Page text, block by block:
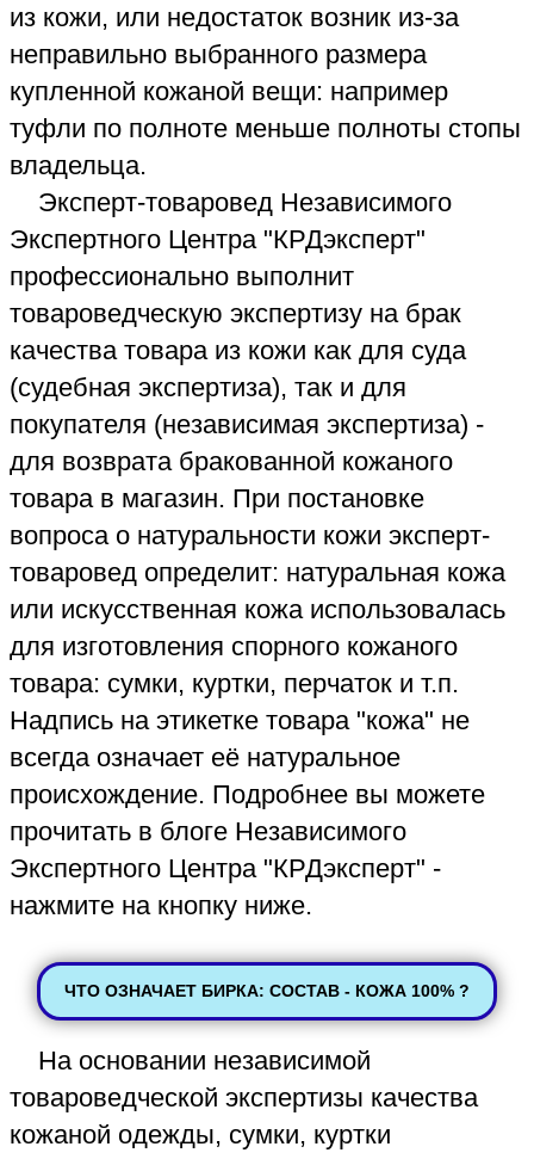
ЧТО ОЗНАЧАЕТ БИРКА: СОСТАВ - КОЖА 100% ?
магазин должен будет компенсировать
вам стоимость заказанной в
Независимом Экспертном Центре
"КРДэксперт" экспертизы товара из кожи
ненадлежащего качества.
☎️
Whats
App
© 2011 Независимый
Экспертный Центр
"КРДэксперт", Краснодар
ул. Ялтинская 36/Новгородская 2
Просьба перед приездом звонить
☎ +7-900-260-53-00
🏠 +7-900-260-65-00строй. отдел
Читать
Как заказать
экспертизу без
приезда в офис
✉️ krdexpert@gmail.com ←✉️
Как проехать, пройти?
🚗 🚌 🚴 🚶
↓ ЖМИТЕ ↓